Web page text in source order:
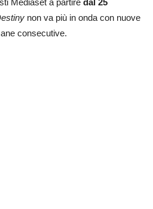
non va più in onda con nuove
consecutive.